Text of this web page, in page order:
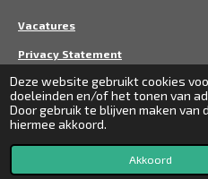
Deze website gebruikt cookies
doeleinden en/of het tonen van
Door gebruik te blijven maken van
hiermee akkoord.
Akkoord
Vacatures
Privacy Statement
Disclaimer